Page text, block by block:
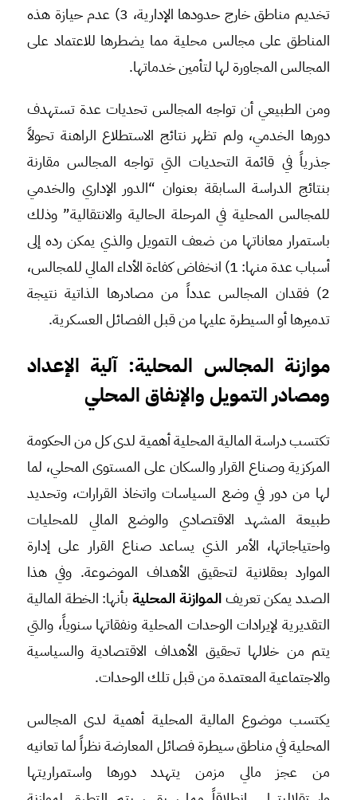
تخديم مناطق خارج حدودها الإدارية، 3) عدم حيازة هذه
المناطق على مجالس محلية مما يضطرها للاعتماد على
المجالس المجاورة لها لتأمين خدماتها.
ومن الطبيعي أن تواجه المجالس تحديات عدة تستهدف
دورها الخدمي، ولم تظهر نتائج الاستطلاع الراهنة تحولاً
جذرياً في قائمة التحديات التي تواجه المجالس مقارنة
بنتائج الدراسة السابقة بعنوان “الدور الإداري والخدمي
للمجالس المحلية في المرحلة الحالية والانتقالية” وذلك
باستمرار معاناتها من ضعف التمويل والذي يمكن رده إلى
أسباب عدة منها: 1) انخفاض كفاءة الأداء المالي للمجالس،
2) فقدان المجالس عدداً من مصادرها الذاتية نتيجة
تدميرها أو السيطرة عليها من قبل الفصائل العسكرية.
موازنة المجالس المحلية: آلية الإعداد
ومصادر التمويل والإنفاق المحلي
تكتسب دراسة المالية المحلية أهمية لدى كل من الحكومة
المركزية وصناع القرار والسكان على المستوى المحلي، لما
لها من دور في وضع السياسات واتخاذ القرارات، وتحديد
طبيعة المشهد الاقتصادي والوضع المالي للمحليات
واحتياجاتها، الأمر الذي يساعد صناع القرار على إدارة
الموارد بعقلانية لتحقيق الأهداف الموضوعة. وفي هذا
الصدد يمكن تعريفالموازنة المحليةبأنها: الخطة المالية
التقديرية لإيرادات الوحدات المحلية ونفقاتها سنوياً، والتي
يتم من خلالها تحقيق الأهداف الاقتصادية والسياسية
والاجتماعية المعتمدة من قبل تلك الوحدات.
يكتسب موضوع المالية المحلية أهمية لدى المجالس
المحلية في مناطق سيطرة فصائل المعارضة نظراً لما تعانيه
من عجز مالي مزمن يتهدد دورها واستمراريتها